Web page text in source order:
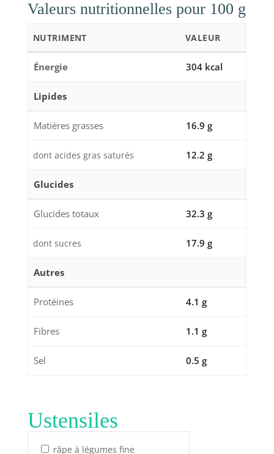
Valeurs nutritionnelles pour 100 g
NUTRIMENT VALEUR
Énergie 304 kcal
Lipides
Matières grasses 16.9 g
dont acides gras saturés 12.2 g
Glucides
Glucides totaux 32.3 g
dont sucres 17.9 g
Autres
Protéines 4.1 g
Fibres 1.1 g
Sel 0.5 g
Ustensiles
râpe à légumes fine